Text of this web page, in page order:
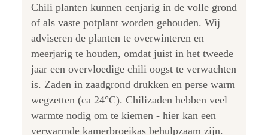
Chili planten kunnen eenjarig in de volle grond
of als vaste potplant worden gehouden. Wij
adviseren de planten te overwinteren en
meerjarig te houden, omdat juist in het tweede
jaar een overvloedige chili oogst te verwachten
is. Zaden in zaadgrond drukken en perse warm
wegzetten (ca 24°C). Chilizaden hebben veel
warmte nodig om te kiemen - hier kan een
verwarmde kamerbroeikas behulpzaam zijn.